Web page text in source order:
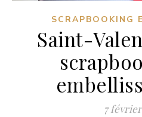
SCRAPBOOKING
Saint-
7